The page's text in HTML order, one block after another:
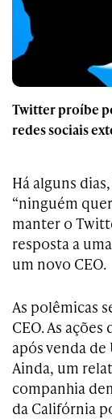
Twitter proíbe
redes sociais
Há alguns
“ninguém
manter o
resposta a
um novo CEO.
As polêmicas
CEO. As
após venda
Ainda, um
companhia
da Califórnia